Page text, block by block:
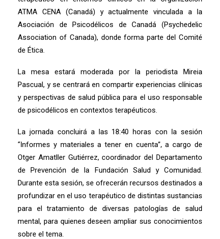
ATMA CENA (Canadá) y actualmente vinculada a la
Asociación de Psicodélicos de Canadá (Psychedelic
Association of Canada), donde forma parte del Comité
de Ética.
La mesa estará moderada por la periodista Mireia
Pascual, y se centrará en compartir experiencias clínicas
y perspectivas de salud pública para el uso responsable
de psicodélicos en contextos terapéuticos.
La jornada concluirá a las 18:40 horas con la sesión
“Informes y materiales a tener en cuenta”, a cargo de
Otger Amatller Gutiérrez, coordinador del Departamento
de Prevención de la Fundación Salud y Comunidad.
Durante esta sesión, se ofrecerán recursos destinados a
profundizar en el uso terapéutico de distintas sustancias
para el tratamiento de diversas patologías de salud
mental, para quienes deseen ampliar sus conocimientos
sobre el tema.